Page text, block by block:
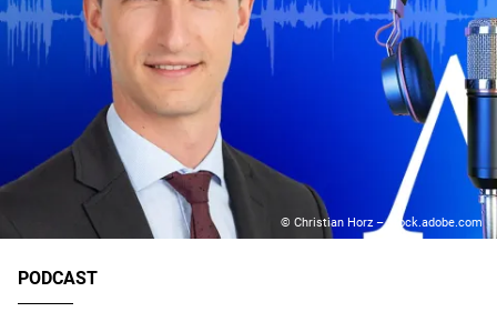
© Christian Horz – stock.adobe.com
PODCAST